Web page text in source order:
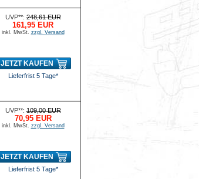
UVP**:248,61 EUR
161,95 EUR
inkl. MwSt. zzgl. Versand
JETZT KAUFEN
Lieferfrist 5 Tage*
UVP**:109,00 EUR
70,95 EUR
inkl. MwSt. zzgl. Versand
JETZT KAUFEN
Lieferfrist 5 Tage*